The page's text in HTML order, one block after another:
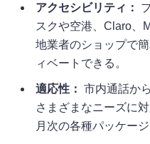
アクセシビリティ：
スクや空港、Claro、
地業者のショップで
ィベートできる。
適応性： 市内通話か
さまざまなニーズに
月次の各種パッケー